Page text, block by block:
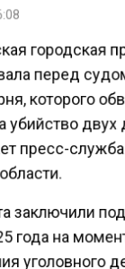
городская
перед
которого
убийство двух
пресс-
заключили
года на
уголовного